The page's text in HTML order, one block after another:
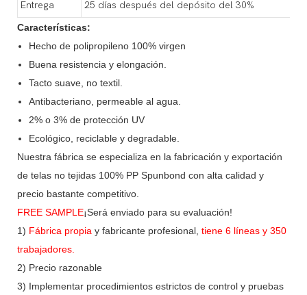
Entrega 25 días después del depósito del 30%
Características:
Hecho de polipropileno 100% virgen
Buena resistencia y elongación.
Tacto suave, no textil.
Antibacteriano, permeable al agua.
2% o 3% de protección UV
Ecológico, reciclable y degradable.
Nuestra fábrica se especializa en la fabricación y exportación
de telas no tejidas 100% PP Spunbond con alta calidad y
precio bastante competitivo.
FREE SAMPLE¡Será enviado para su evaluación!
1) Fábrica propia y fabricante profesional, tiene 6 líneas y 350
trabajadores.
2) Precio razonable
3) Implementar procedimientos estrictos de control y pruebas